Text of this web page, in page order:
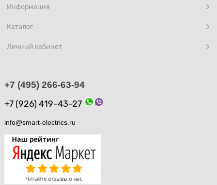
Информация
Каталог
Личный кабинет
+7 (495) 266-63-94
+7 (926) 419-43-27
info@smart-electrics.ru